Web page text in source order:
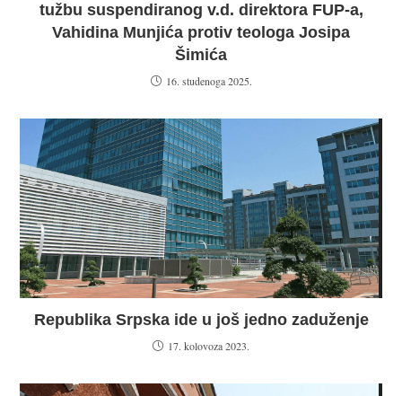
tužbu suspendiranog v.d. direktora FUP-a,
Vahidina Munjića protiv teologa Josipa
Šimića
16. studenoga 2025.
Republika Srpska ide u još jedno zaduženje
17. kolovoza 2023.